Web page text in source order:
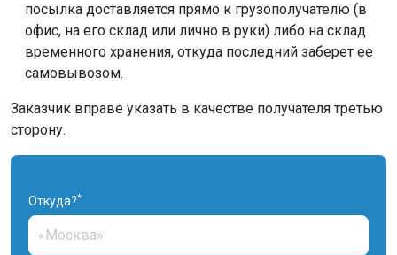
посылка доставляется прямо к грузополучателю (в
офис, на его склад или лично в руки) либо на склад
временного хранения, откуда последний заберет ее
самовывозом.
Заказчик вправе указать в качестве получателя третью
сторону.
Откуда?*